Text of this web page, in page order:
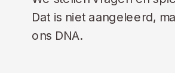
Dat is niet aangeleerd,
ons DNA.